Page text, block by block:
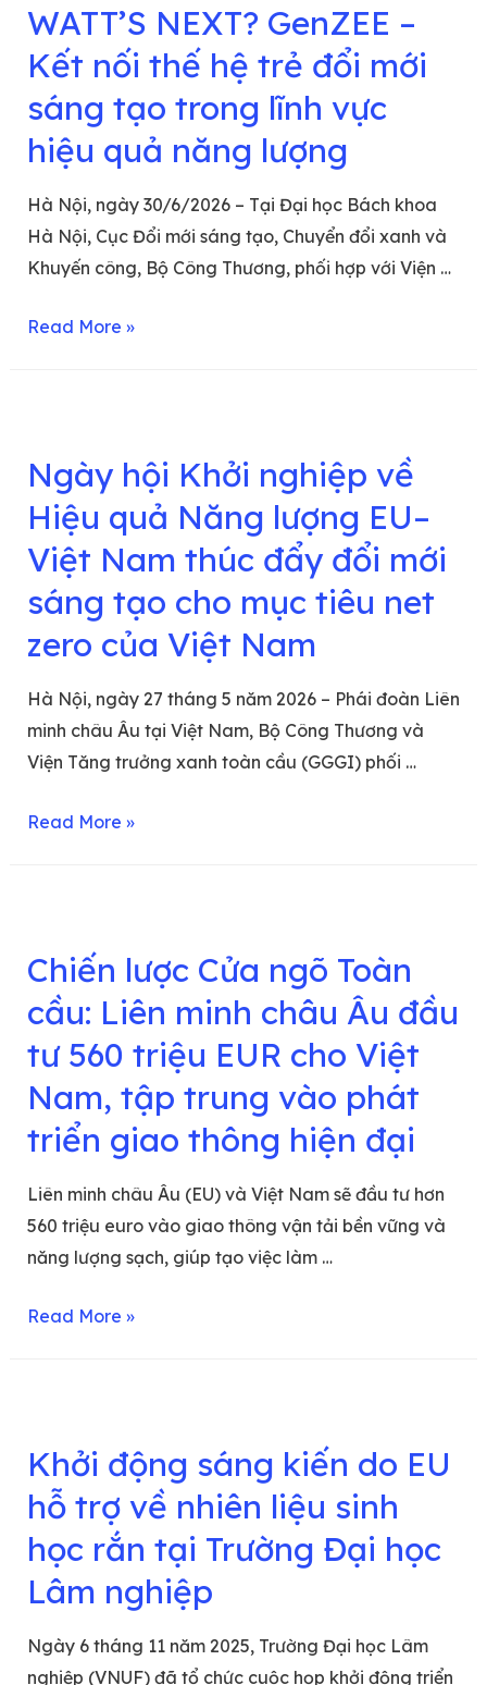
WATT’S NEXT? GenZEE –
Kết nối thế hệ trẻ đổi mới
sáng tạo trong lĩnh vực
hiệu quả năng lượng
Hà Nội, ngày 30/6/2026 – Tại Đại học Bách khoa
Hà Nội, Cục Đổi mới sáng tạo, Chuyển đổi xanh và
Khuyến công, Bộ Công Thương, phối hợp với Viện …
Read More »
Ngày hội Khởi nghiệp về
Hiệu quả Năng lượng EU–
Việt Nam thúc đẩy đổi mới
sáng tạo cho mục tiêu net
zero của Việt Nam
Hà Nội, ngày 27 tháng 5 năm 2026 – Phái đoàn Liên
minh châu Âu tại Việt Nam, Bộ Công Thương và
Viện Tăng trưởng xanh toàn cầu (GGGI) phối …
Read More »
Chiến lược Cửa ngõ Toàn
cầu: Liên minh châu Âu đầu
tư 560 triệu EUR cho Việt
Nam, tập trung vào phát
triển giao thông hiện đại
Liên minh châu Âu (EU) và Việt Nam sẽ đầu tư hơn
560 triệu euro vào giao thông vận tải bền vững và
năng lượng sạch, giúp tạo việc làm …
Read More »
Khởi động sáng kiến do EU
hỗ trợ về nhiên liệu sinh
học rắn tại Trường Đại học
Lâm nghiệp
Ngày 6 tháng 11 năm 2025, Trường Đại học Lâm
nghiệp (VNUF) đã tổ chức cuộc họp khởi động triển